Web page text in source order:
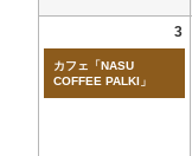
3
カフェ「NASU
COFFEE PALKI」